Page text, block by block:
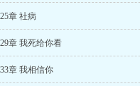
章 社病
章 我死给你看
章 我相信你